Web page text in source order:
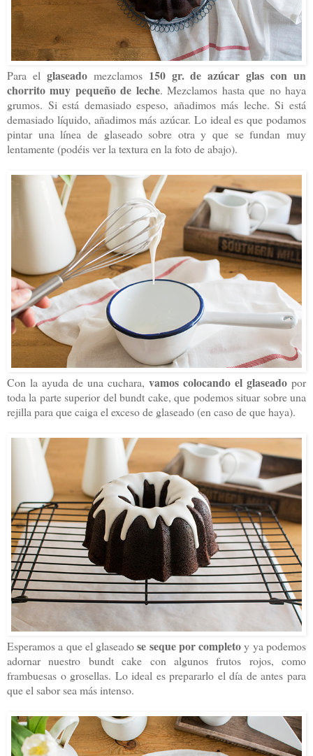
Para el glaseadomezclamos 150 gr. de azúcar glas con un
chorrito muy pequeño de leche. Mezclamos hasta que no haya
grumos. Si está demasiado espeso, añadimos más leche. Si está
demasiado líquido, añadimos más azúcar. Lo ideal es que podamos
pintar una línea de glaseado sobre otra y que se fundan muy
lentamente (podéis ver la textura en la foto de abajo).
Con la ayuda de una cuchara, vamos colocando el glaseado por
toda la parte superior del bundt cake, que podemos situar sobre una
rejilla para que caiga el exceso de glaseado (en caso de que haya).
Esperamos a que el glaseadose seque por completoy ya podemos
adornar nuestro bundt cake con algunos frutos rojos, como
frambuesas o grosellas. Lo ideal es prepararlo el día de antes para
que el sabor sea más intenso.